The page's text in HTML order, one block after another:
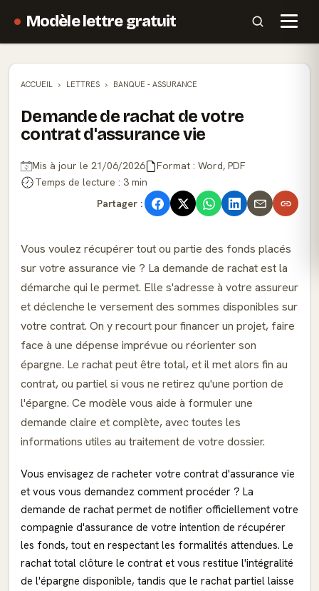
Modèle lettre gratuit
ACCUEIL LETTRES BANQUE - ASSURANCE
Demande de rachat de votre
contrat d'assurance vie
Mis à jour le 21/06/2026
Format : Word, PDF
Temps de lecture : 3 min
Partager :
Vous voulez récupérer tout ou partie des fonds placés
sur votre assurance vie ? La demande de rachat est la
démarche qui le permet. Elle s'adresse à votre assureur
et déclenche le versement des sommes disponibles sur
votre contrat. On y recourt pour financer un projet, faire
face à une dépense imprévue ou réorienter son
épargne. Le rachat peut être total, et il met alors fin au
contrat, ou partiel si vous ne retirez qu'une portion de
l'épargne. Ce modèle vous aide à formuler une
demande claire et complète, avec toutes les
informations utiles au traitement de votre dossier.
Vous envisagez de racheter votre contrat d'assurance vie
et vous vous demandez comment procéder ? La
demande de rachat permet de notifier officiellement votre
compagnie d'assurance de votre intention de récupérer
les fonds, tout en respectant les formalités attendues. Le
rachat total clôture le contrat et vous restitue l'intégralité
de l'épargne disponible, tandis que le rachat partiel laisse